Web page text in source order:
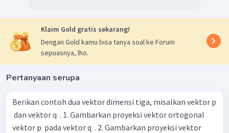
Klaim Gold gratis sekarang!
Dengan Gold kamu bisa tanya soal ke Forum
sepuasnya, lho.
Pertanyaan serupa
Berikan contoh dua vektor dimensi tiga, misalkan vektor p
​ dan vektor q ​ . 1. Gambarkan proyeksi vektor ortogonal
vektor p ​ pada vektor q ​ . 2. Gambarkan proyeksi vektor